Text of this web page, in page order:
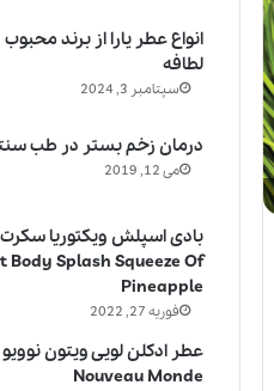
انواع عطر یارا از برند محبوب
لطافه
سپتامبر 3, 2024
درمان زخم بستر در طب
می 12, 2019
بادی اسپلش ویکتوریا سکرت
Body Splash Squeeze Of
Pineapple
فوریه 27, 2022
Nouveau Monde